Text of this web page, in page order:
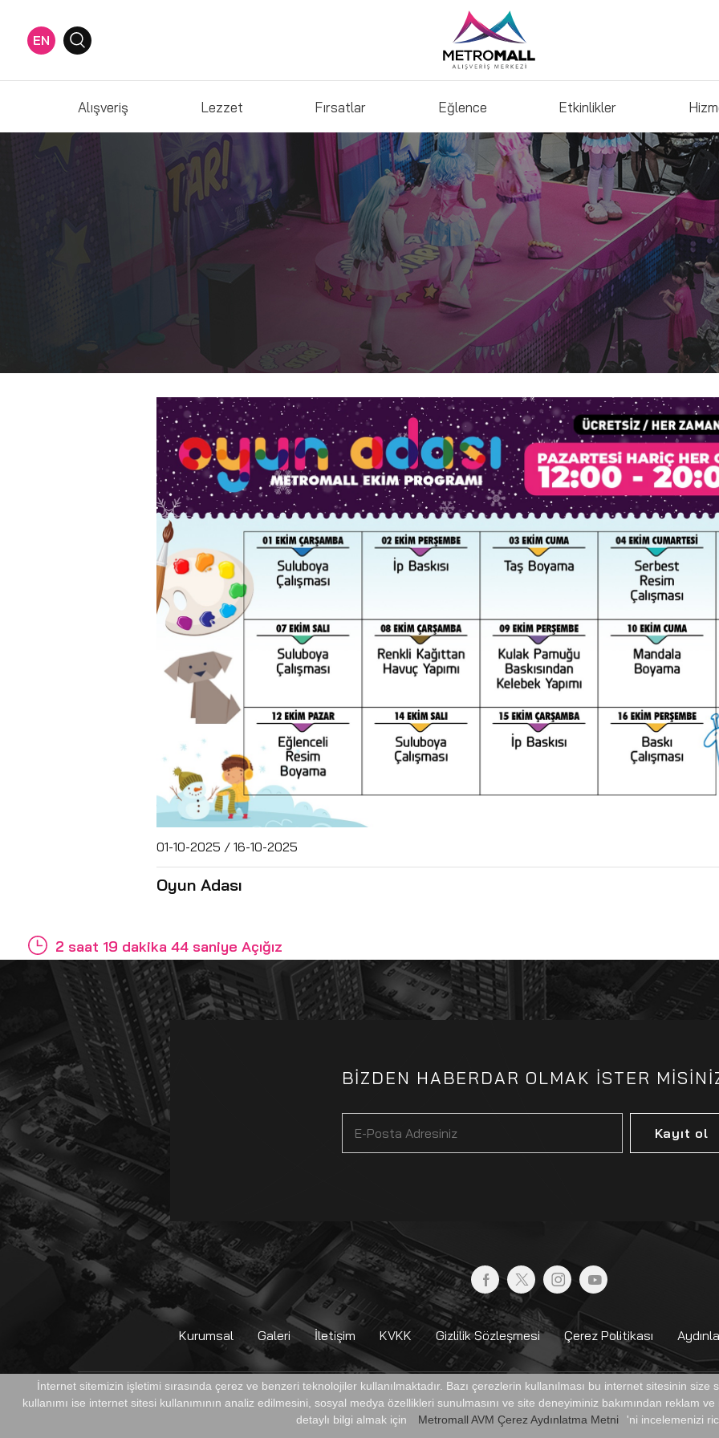
EN
Alışveriş Lezzet Fırsatlar Eğlence Etkinlikler
01-10-2025 / 16-10-2025
Oyun Adası
2 saat 19 dakika 43 saniye Açığız
BİZDEN HABERDAR OLMAK İSTER
Kayıt ol
Kurumsal Galeri İletişim KVKK Gizlilik Sözleşmesi Çerez Politikası
TÜM HAKLARI SAKLIDIR. © METROMALL ALIŞVERİŞ MERKEZİ
İnternet sitemizin işletimi sırasında çerez ve benzeri teknolojiler kullanılmaktadır. Bazı çerezlerin kullanılması bu internet sitesinin
kullanımı ise internet sitesi kullanımının analiz edilmesini, sosyal medya özellikleri sunulmasını ve site deneyiminiz bakımından reklam
detaylı bilgi almak için
Metromall AVM Çerez Aydınlatma Metni 'ni incelemenizi